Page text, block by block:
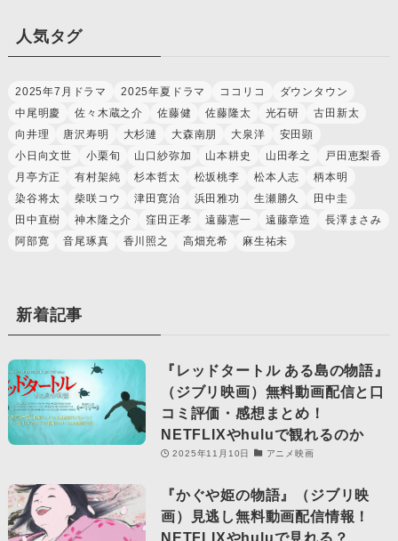
人気タグ
2025年7月ドラマ 2025年夏ドラマ ココリコ
ダウンタウン
中尾明慶
佐々木蔵之介 佐藤健 佐藤隆太 光石研
古田新太
向井理
唐沢寿明 大杉漣 大森南朋 大泉洋
安田顕
小日向文世
小栗旬 山口紗弥加 山本耕史 山田孝之
戸田恵梨香
月亭方正
有村架純 杉本哲太 松坂桃李 松本人志
柄本明
染谷将太
柴咲コウ 津田寛治 浜田雅功 生瀬勝久
田中圭
田中直樹
神木隆之介 窪田正孝 遠藤憲一 遠藤章造
長澤まさみ
阿部寛
音尾琢真 香川照之 高畑充希 麻生祐未
新着記事
『レッドタートル ある島の物語』
（ジブリ映画）無料動画配信と口
コミ評価・感想まとめ！
NETFLIXやhuluで観れるのか
2025年11月10日 アニメ映画
『かぐや姫の物語』（ジブリ映
画）見逃し無料動画配信情報！
NETFLIXやhuluで見れる？